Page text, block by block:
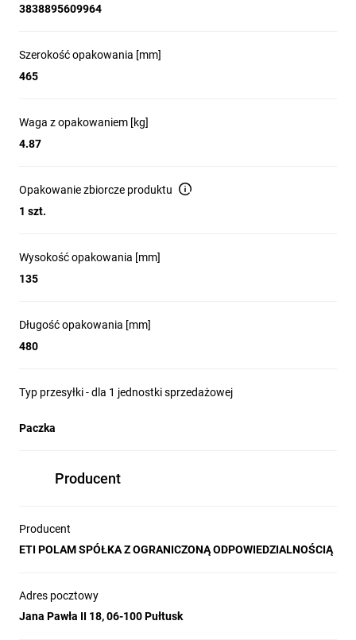
Obudowy standardowo wyposażone w szyny N, PE, szyny
możemy zmienić kierunek otwierania drzwi lewo/prawo.
ELP.
W celu ochrony przed nieautoryzowanym dostępem istnieje
Głębokość 120 mm (ERP12-1 001101200 - 110mm)
zapewnia komfortową przestrzeń do prowadzenia
montaż kompaktowych wyłączników i rozłączników mocy z
ramka z drzwiami (RZD), maskownice (RP-MAS).
Rysunek wymiarowy
Fukcjonalności programu:
3838895609964
Szerokość opakowania [mm]
465
Waga z opakowaniem [kg]
4.87
Opakowanie zbiorcze produktu
1 szt.
Wysokość opakowania [mm]
135
Długość opakowania [mm]
480
Typ przesyłki - dla 1 jednostki sprzedażowej
Paczka
Producent
Producent
ETI POLAM SPÓŁKA Z OGRANICZONĄ ODPOWIEDZIALNOŚCIĄ
Adres pocztowy
Jana Pawła II 18, 06-100 Pułtusk